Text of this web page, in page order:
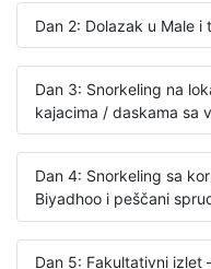
Dan 2: Dolazak u Male i
Dan 3: Snorkeling na
kajacima / daskama sa
Dan 4: Snorkeling sa
Biyadhoo i peščani
Dan 5: Fakultativni izlet – Snorkeling u zalivu